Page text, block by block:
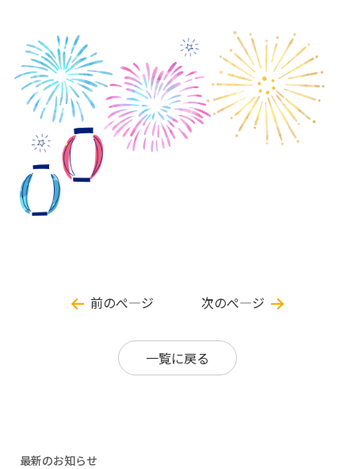
前のぺ―ジ 次のぺ―ジ
一覧に戻る
最新のお知らせ